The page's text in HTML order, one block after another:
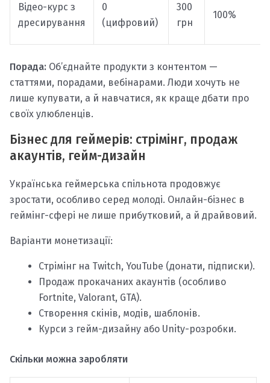
Відео-курс з
дресирування
0
(цифровий)
300
грн
100%
Порада: Об’єднайте продукти з контентом —
статтями, порадами, вебінарами. Люди хочуть не
лише купувати, а й навчатися, як краще дбати про
своїх улюбленців.
Бізнес для геймерів: стрімінг, продаж
акаунтів, гейм-дизайн
Українська геймерська спільнота продовжує
зростати, особливо серед молоді. Онлайн-бізнес в
геймінг-сфері не лише прибутковий, а й драйвовий.
Варіанти монетизації:
Стрімінг на Twitch, YouTube (донати, підписки).
Продаж прокачаних акаунтів (особливо
Fortnite, Valorant, GTA).
Створення скінів, модів, шаблонів.
Курси з гейм-дизайну або Unity-розробки.
Скільки можна заробляти